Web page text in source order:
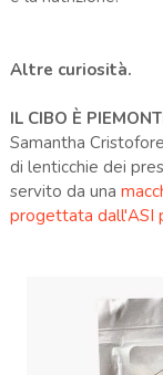
Altre curiosità.
IL CIBO È
Samantha
di lenticchie dei
servito da una
progettata dall'ASI